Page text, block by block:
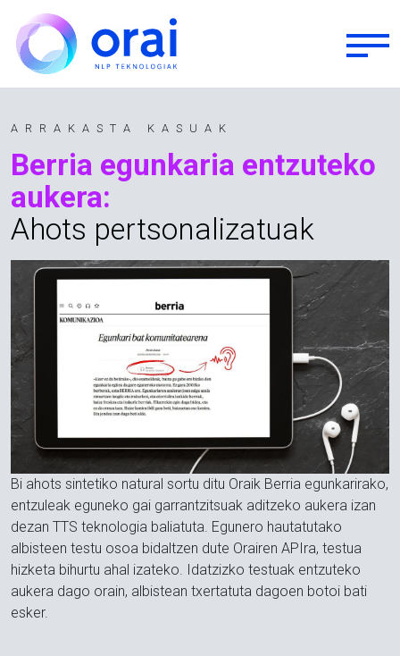
Skip to main content
ARRAKASTA KASUAK
Berria egunkaria entzuteko
aukera:
Ahots pertsonalizatuak
Bi ahots sintetiko natural sortu ditu Oraik Berria egunkarirako,
entzuleak eguneko gai garrantzitsuak aditzeko aukera izan
dezan TTS teknologia baliatuta. Egunero hautatutako
albisteen testu osoa bidaltzen dute Orairen APIra, testua
hizketa bihurtu ahal izateko. Idatzizko testuak entzuteko
aukera dago orain, albistean txertatuta dagoen botoi bati
esker.